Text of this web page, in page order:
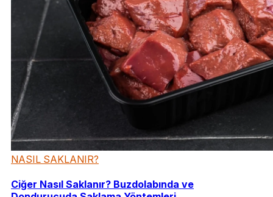
NASIL SAKLANIR?
Ciğer Nasıl Saklanır? Buzdolabında ve